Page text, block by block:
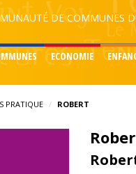
DE COMMUNES
ECONOMIE
PRATIQUE ROBERT